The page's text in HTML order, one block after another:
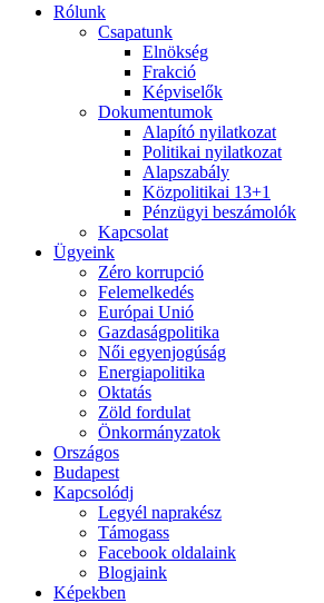
Rólunk
Csapatunk
Elnökség
Frakció
Képviselők
Dokumentumok
Alapító nyilatkozat
Politikai nyilatkozat
Alapszabály
Közpolitikai 13+1
Pénzügyi beszámolók
Kapcsolat
Ügyeink
Zéro korrupció
Felemelkedés
Európai Unió
Gazdaságpolitika
Női egyenjogúság
Energiapolitika
Oktatás
Zöld fordulat
Önkormányzatok
Országos
Budapest
Kapcsolódj
Legyél naprakész
Támogass
Facebook oldalaink
Blogjaink
Képekben